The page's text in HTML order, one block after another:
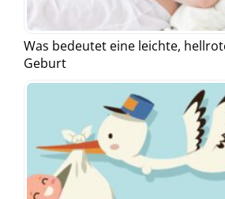
Was bedeutet eine leichte,
Geburt